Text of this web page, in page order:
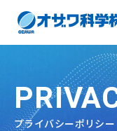
トップページ Top
オザワ科学の強み
プライバシーポリシー